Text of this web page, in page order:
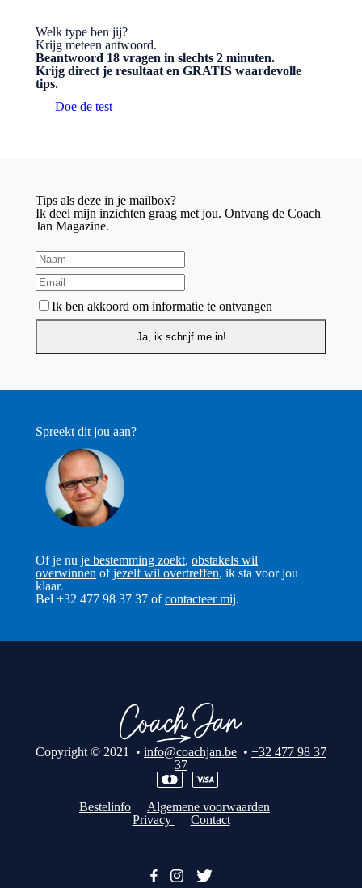
Welk type ben jij?
Krijg meteen antwoord.
Beantwoord 18 vragen in slechts 2 minuten.
Krijg direct je resultaat en GRATIS waardevolle
tips.
Doe de test
Tips als deze in je mailbox?
Ik deel mijn inzichten graag met jou. Ontvang de Coach
Jan Magazine.
Ik ben akkoord om informatie te ontvangen
Spreekt dit jou aan?
Of je nu je bestemming zoekt, obstakels wil
overwinnen ofjezelf wil overtreffen, ik sta voor jou
klaar.
Bel +32 477 98 37 37 ofcontacteer mij.
Copyright © 2021 • info@coachjan.be • +32 477 98 37
37
Bestelinfo
Algemene voorwaarden
Privacy
Contact